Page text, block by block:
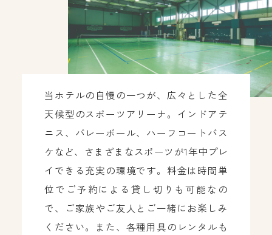
当ホテルの自慢の一つが、広々とした全
天候型のスポーツアリーナ。インドアテ
ニス、バレーボール、ハーフコートバス
ケなど、さまざまなスポーツが1年中プレ
イできる充実の環境です。料金は時間単
位でご予約による貸し切りも可能なの
で、ご家族やご友人とご一緒にお楽しみ
ください。また、各種用具のレンタルも